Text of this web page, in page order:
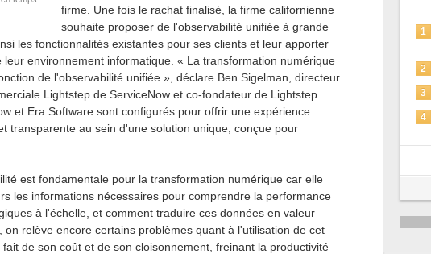
firme. Une fois le rachat finalisé, la firme californienne
souhaite proposer de l'observabilité unifiée à grande
les fonctionnalités existantes pour ses clients et leur apporter
leur environnement informatique. « La transformation numérique
de l'observabilité unifiée », déclare Ben Sigelman, directeur
Lightstep de ServiceNow et co-fondateur de Lightstep.
et Era Software sont configurés pour offrir une expérience
transparente au sein d'une solution unique, conçue pour
est fondamentale pour la transformation numérique car elle
les informations nécessaires pour comprendre la performance
à l'échelle, et comment traduire ces données en valeur
on relève encore certains problèmes quant à l'utilisation de cet
de son coût et de son cloisonnement, freinant la productivité
1
L'IA, déjà bien présente dans les
solutions de sécurité et...
La sécurité des IA en question
3 Sécuriser les IA par l'IA
4
IA et conformité : un défi crucial
pour les entreprises
1
2
6